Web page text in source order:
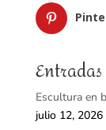
Escultura en
julio 12, 2026